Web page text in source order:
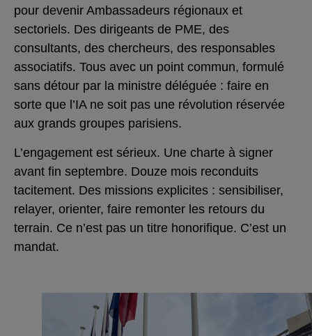
pour devenir Ambassadeurs régionaux et
sectoriels. Des dirigeants de PME, des
consultants, des chercheurs, des responsables
associatifs. Tous avec un point commun, formulé
sans détour par la ministre déléguée : faire en
sorte que l’IA ne soit pas une révolution réservée
aux grands groupes parisiens.
L’engagement est sérieux. Une charte à signer
avant fin septembre. Douze mois reconduits
tacitement. Des missions explicites : sensibiliser,
relayer, orienter, faire remonter les retours du
terrain. Ce n’est pas un titre honorifique. C’est un
mandat.